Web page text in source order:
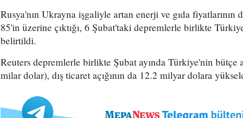
Rusya'nın Ukrayna işgaliyle artan enerji ve gıda
85'in üzerine çıktığı, 6 Şubat'taki depremlerle birlikte
belirtildi.
Reuters depremlerle birlikte Şubat ayında Türkiye'nin bütçe
milar dolar), dış ticaret açığının da 12.2 milyar dolara